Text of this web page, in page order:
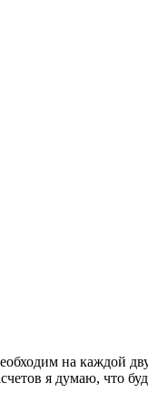
на каждой
я думаю, что